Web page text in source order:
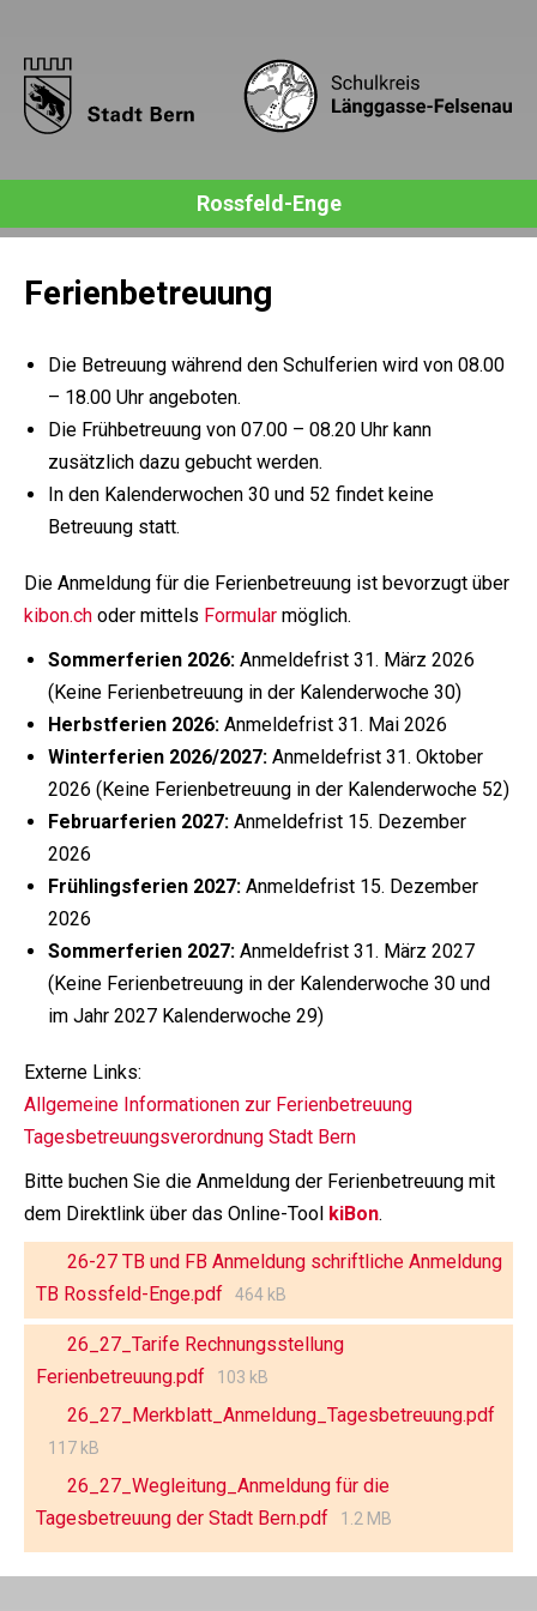
Rossfeld-Enge
Ferienbetreuung
Die Betreuung während den Schulferien wird von 08.00
– 18.00 Uhr angeboten.
Die Frühbetreuung von 07.00 – 08.20 Uhr kann
zusätzlich dazu gebucht werden.
In den Kalenderwochen 30 und 52 findet keine
Betreuung statt.
Die Anmeldung für die Ferienbetreuung ist bevorzugt über
kibon.ch oder mittels Formular möglich.
Sommerferien 2026: Anmeldefrist 31. März 2026
(Keine Ferienbetreuung in der Kalenderwoche 30)
Herbstferien 2026: Anmeldefrist 31. Mai 2026
Winterferien 2026/2027: Anmeldefrist 31. Oktober
2026 (Keine Ferienbetreuung in der Kalenderwoche 52)
Februarferien 2027: Anmeldefrist 15. Dezember
2026
Frühlingsferien 2027: Anmeldefrist 15. Dezember
2026
Sommerferien 2027: Anmeldefrist 31. März 2027
(Keine Ferienbetreuung in der Kalenderwoche 30 und
im Jahr 2027 Kalenderwoche 29)
Externe Links:
Allgemeine Informationen zur Ferienbetreuung
Tagesbetreuungsverordnung Stadt Bern
Bitte buchen Sie die Anmeldung der Ferienbetreuung mit
dem Direktlink über das Online-Tool kiBon.
26-27 TB und FB Anmeldung schriftliche Anmeldung
TB Rossfeld-Enge.pdf
464 kB
26_27_Tarife Rechnungsstellung
Ferienbetreuung.pdf
103 kB
26_27_Merkblatt_Anmeldung_Tagesbetreuung.pdf
117 kB
26_27_Wegleitung_Anmeldung für die
Tagesbetreuung der Stadt Bern.pdf
1.2 MB